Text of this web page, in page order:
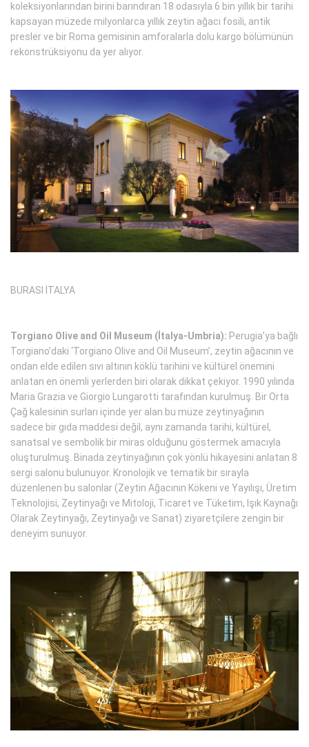
koleksiyonlarından birini barındıran 18 odasıyla 6 bin yıllık bir tarihi
kapsayan müzede milyonlarca yıllık zeytin ağacı fosili, antik
presler ve bir Roma gemisinin amforalarla dolu kargo bölümünün
rekonstrüksiyonu da yer alıyor.
BURASI İTALYA
Torgiano Olive and Oil Museum (İtalya-Umbria): Perugia’ya bağlı
Torgiano’daki ‘Torgiano Olive and Oil Museum’, zeytin ağacının ve
ondan elde edilen sıvı altının köklü tarihini ve kültürel önemini
anlatan en önemli yerlerden biri olarak dikkat çekiyor. 1990 yılında
Maria Grazia ve Giorgio Lungarotti tarafından kurulmuş. Bir Orta
Çağ kalesinin surları içinde yer alan bu müze zeytinyağının
sadece bir gıda maddesi değil, aynı zamanda tarihi, kültürel,
sanatsal ve sembolik bir miras olduğunu göstermek amacıyla
oluşturulmuş. Binada zeytinyağının çok yönlü hikayesini anlatan 8
sergi salonu bulunuyor. Kronolojik ve tematik bir sırayla
düzenlenen bu salonlar (Zeytin Ağacının Kökeni ve Yayılışı, Üretim
Teknolojisi, Zeytinyağı ve Mitoloji, Ticaret ve Tüketim, Işık Kaynağı
Olarak Zeytinyağı, Zeytinyağı ve Sanat) ziyaretçilere zengin bir
deneyim sunuyor.